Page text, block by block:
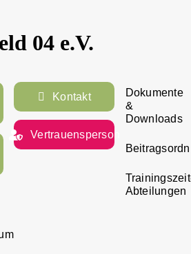
04 e.V.
Kontakt
Vertrauensperson
Dokumente
&
Downloads
Abteilungen